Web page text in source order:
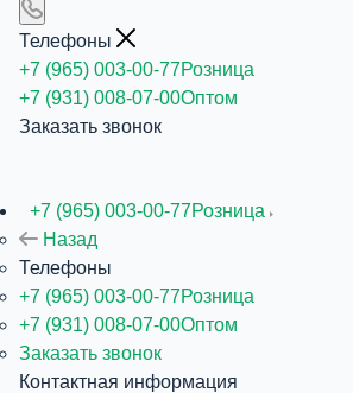
Телефоны
+7 (965) 003-00-77Розница
+7 (931) 008-07-00Оптом
Заказать звонок
+7 (965) 003-00-77Розница
Назад
Телефоны
+7 (965) 003-00-77Розница
+7 (931) 008-07-00Оптом
Заказать звонок
Контактная информация